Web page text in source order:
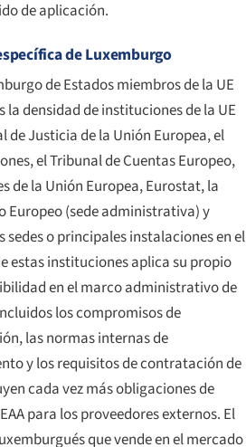
de aplicación.
de Luxemburgo
de Estados miembros de la UE
densidad de instituciones de la UE
de Justicia de la Unión Europea, el
el Tribunal de Cuentas Europeo,
de la Unión Europea, Eurostat, la
Europeo (sede administrativa) y
sedes o principales instalaciones en el
estas instituciones aplica su propio
en el marco administrativo de
los compromisos de
las normas internas de
y los requisitos de contratación de
cada vez más obligaciones de
para los proveedores externos. El
que vende en el mercado